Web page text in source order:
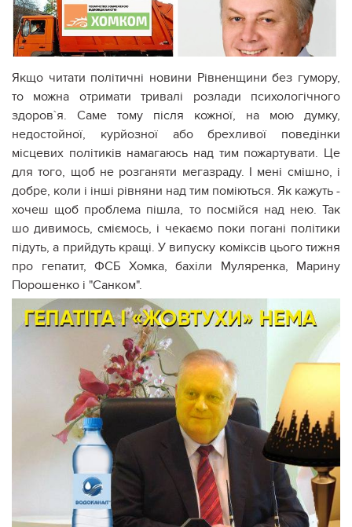
Якщо читати політичні новини Рівненщини без гумору,
то можна отримати тривалі розлади психологічного
здоров`я. Саме тому після кожної, на мою думку,
недостойної, курйозної або брехливої поведінки
місцевих політиків намагаюсь над тим пожартувати. Це
для того, щоб не розганяти мегазраду. І мені смішно, і
добре, коли і інші рівняни над тим поміються. Як кажуть -
хочеш щоб проблема пішла, то посмійся над нею. Так
шо дивимось, сміємось, і чекаємо поки погані політики
підуть, а прийдуть кращі. У випуску коміксів цього тижня
про гепатит, ФСБ Хомка, бахіли Муляренка, Марину
Порошенко і "Санком".